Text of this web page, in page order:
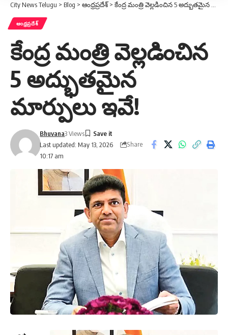
City News Telugu > Blog > ఆంధ్రప్రదేశ్> కేంద్ర మంత్రి వెల్లడించిన 5 అద్భుతమైన మార్పులు ఇవే!
ఆంధ్రప్రదేశ్
కేంద్ర మంత్రి వెల్లడించిన
5 అద్భుతమైన
మార్పులు ఇవే!
Last updated: May 13, 2026
10:17 am
Bhuvana3 Views
Share